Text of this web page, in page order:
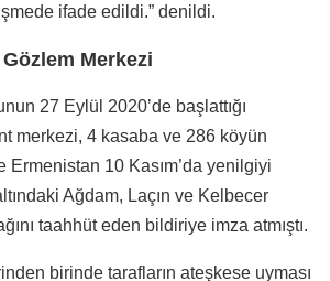
ifade edildi.” denildi.
Merkezi
27 Eylül 2020’de başlattığı
merkezi, 4 kasaba ve 286 köyün
Ermenistan 10 Kasım’da yenilgiyi
Ağdam, Laçın ve Kelbecer
taahhüt eden bildiriye imza atmıştı.
birinde tarafların ateşkese uyması